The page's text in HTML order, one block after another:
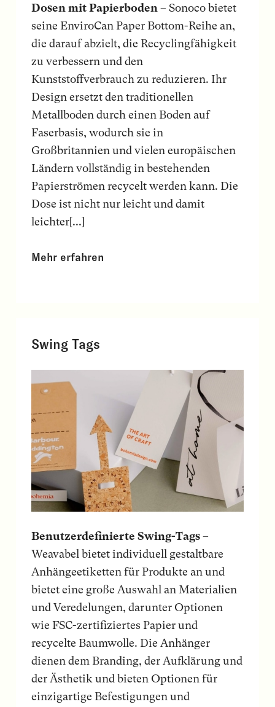
Dosen mit Papierboden– Sonoco bietet
seine EnviroCan Paper Bottom-Reihe an,
die darauf abzielt, die Recyclingfähigkeit
zu verbessern und den
Kunststoffverbrauch zu reduzieren. Ihr
Design ersetzt den traditionellen
Metallboden durch einen Boden auf
Faserbasis, wodurch sie in
Großbritannien und vielen europäischen
Ländern vollständig in bestehenden
Papierströmen recycelt werden kann. Die
Dose ist nicht nur leicht und damit
leichter[...]
Mehr erfahren
Swing Tags
Benutzerdefinierte Swing-Tags–
Weavabel bietet individuell gestaltbare
Anhängeetiketten für Produkte an und
bietet eine große Auswahl an Materialien
und Veredelungen, darunter Optionen
wie FSC-zertifiziertes Papier und
recycelte Baumwolle. Die Anhänger
dienen dem Branding, der Aufklärung und
der Ästhetik und bieten Optionen für
einzigartige Befestigungen und